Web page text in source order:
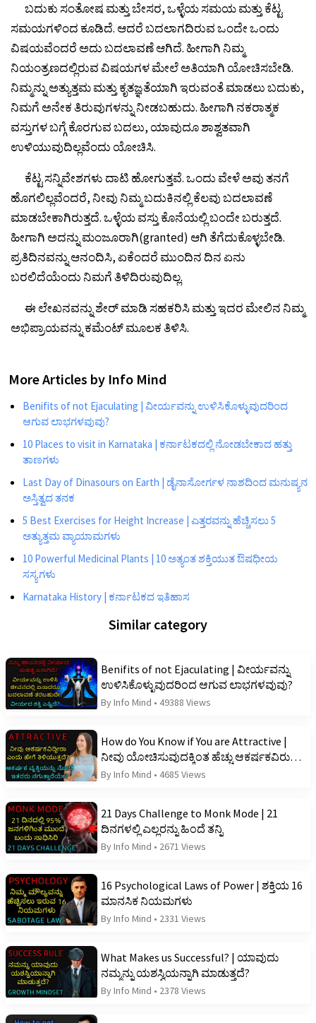
ಬದುಕು ಸಂತೋಷ ಮತ್ತು ಬೇಸರ, ಒಳ್ಳೆಯ ಸಮಯ ಮತ್ತು ಕೆಟ್ಟ
ಸಮಯಗಳಿಂದ ಕೂಡಿದೆ. ಆದರೆ ಬದಲಾಗದಿರುವ ಒಂದೇ ಒಂದು
ವಿಷಯವೆಂದರೆ ಅದು ಬದಲಾವಣೆ ಆಗಿದೆ. ಹೀಗಾಗಿ ನಿಮ್ಮ
ನಿಯಂತ್ರಣದಲ್ಲಿರುವ ವಿಷಯಗಳ ಮೇಲೆ ಅತಿಯಾಗಿ ಯೋಚಿಸಬೇಡಿ.
ನಿಮ್ಮನ್ನು ಅತ್ಯುತ್ತಮ ಮತ್ತು ಕೃತಜ್ಞತೆಯಾಗಿ ಇರುವಂತೆ ಮಾಡಲು ಬದುಕು,
ನಿಮಗೆ ಅನೇಕ ತಿರುವುಗಳನ್ನು ನೀಡಬಹುದು. ಹೀಗಾಗಿ ನಕರಾತ್ಮಕ
ವಸ್ತುಗಳ ಬಗ್ಗೆ ಕೊರಗುವ ಬದಲು, ಯಾವುದೂ ಶಾಶ್ವತವಾಗಿ
ಉಳಿಯುವುದಿಲ್ಲವೆಂದು ಯೋಚಿಸಿ.
ಕೆಟ್ಟ ಸನ್ನಿವೇಶಗಳು ದಾಟಿ ಹೋಗುತ್ತವೆ. ಒಂದು ವೇಳೆ ಅವು ತನಗೆ
ಹೊಗಲಿಲ್ಲವೆಂದರೆ, ನೀವು ನಿಮ್ಮ ಬದುಕಿನಲ್ಲಿ ಕೆಲವು ಬದಲಾವಣೆ
ಮಾಡಬೇಕಾಗಿರುತ್ತದೆ. ಒಳ್ಳೆಯ ವಸ್ತು ಕೊನೆಯಲ್ಲಿ ಬಂದೇ ಬರುತ್ತದೆ.
ಹೀಗಾಗಿ ಅದನ್ನು ಮಂಜೂರಾಗಿ(granted) ಆಗಿ ತೆಗೆದುಕೊಳ್ಳಬೇಡಿ.
ಪ್ರತಿದಿನವನ್ನು ಆನಂದಿಸಿ, ಏಕೆಂದರೆ ಮುಂದಿನ ದಿನ ಏನು
ಬರಲಿದೆಯೆಂದು ನಿಮಗೆ ತಿಳಿದಿರುವುದಿಲ್ಲ.
ಈ ಲೇಖನವನ್ನು ಶೇರ್ ಮಾಡಿ ಸಹಕರಿಸಿ ಮತ್ತು ಇದರ ಮೇಲಿನ ನಿಮ್ಮ
ಅಭಿಪ್ರಾಯವನ್ನು ಕಮೆಂಟ್ ಮೂಲಕ ತಿಳಿಸಿ.
More Articles by Info Mind
Benifits of not Ejaculating | ವೀರ್ಯವನ್ನು ಉಳಿಸಿಕೊಳ್ಳುವುದರಿಂದ
ಆಗುವ ಲಾಭಗಳವುವು?
10 Places to visit in Karnataka | ಕರ್ನಾಟಕದಲ್ಲಿ ನೋಡಬೇಕಾದ ಹತ್ತು
ತಾಣಗಳು
Last Day of Dinasours on Earth | ಡೈನಾಸೋರ್ಗಳ ನಾಶದಿಂದ ಮನುಷ್ಯನ
ಅಸ್ತಿತ್ವದ ತನಕ
5 Best Exercises for Height Increase | ಎತ್ತರವನ್ನು ಹೆಚ್ಚಿಸಲು 5
ಅತ್ಯುತ್ತಮ ವ್ಯಾಯಾಮಗಳು
10 Powerful Medicinal Plants | 10 ಅತ್ಯಂತ ಶಕ್ತಿಯುತ ಔಷಧೀಯ
ಸಸ್ಯಗಳು
Karnataka History | ಕರ್ನಾಟಕದ ಇತಿಹಾಸ
Similar category
Benifits of not Ejaculating | ವೀರ್ಯವನ್ನು
ಉಳಿಸಿಕೊಳ್ಳುವುದರಿಂದ ಆಗುವ ಲಾಭಗಳವುವು?
By Info Mind • 49388 Views
How do You Know if You are Attractive |
ನೀವು ಯೋಚಿಸುವುದಕ್ಕಿಂತ ಹೆಚ್ಚು ಆಕರ್ಷಕವಿರುವ
13 ರಹಸ್ಯ ಚಿಹ್ನೆಗಳು
By Info Mind • 4685 Views
21 Days Challenge to Monk Mode | 21
ದಿನಗಳಲ್ಲಿ ಎಲ್ಲರನ್ನು ಹಿಂದೆ ತನ್ನಿ
By Info Mind • 2671 Views
16 Psychological Laws of Power | ಶಕ್ತಿಯ 16
ಮಾನಸಿಕ ನಿಯಮಗಳು
By Info Mind • 2331 Views
What Makes us Successful? | ಯಾವುದು
ನಮ್ಮನ್ನು ಯಶಸ್ವಿಯನ್ನಾಗಿ ಮಾಡುತ್ತದೆ?
By Info Mind • 2378 Views